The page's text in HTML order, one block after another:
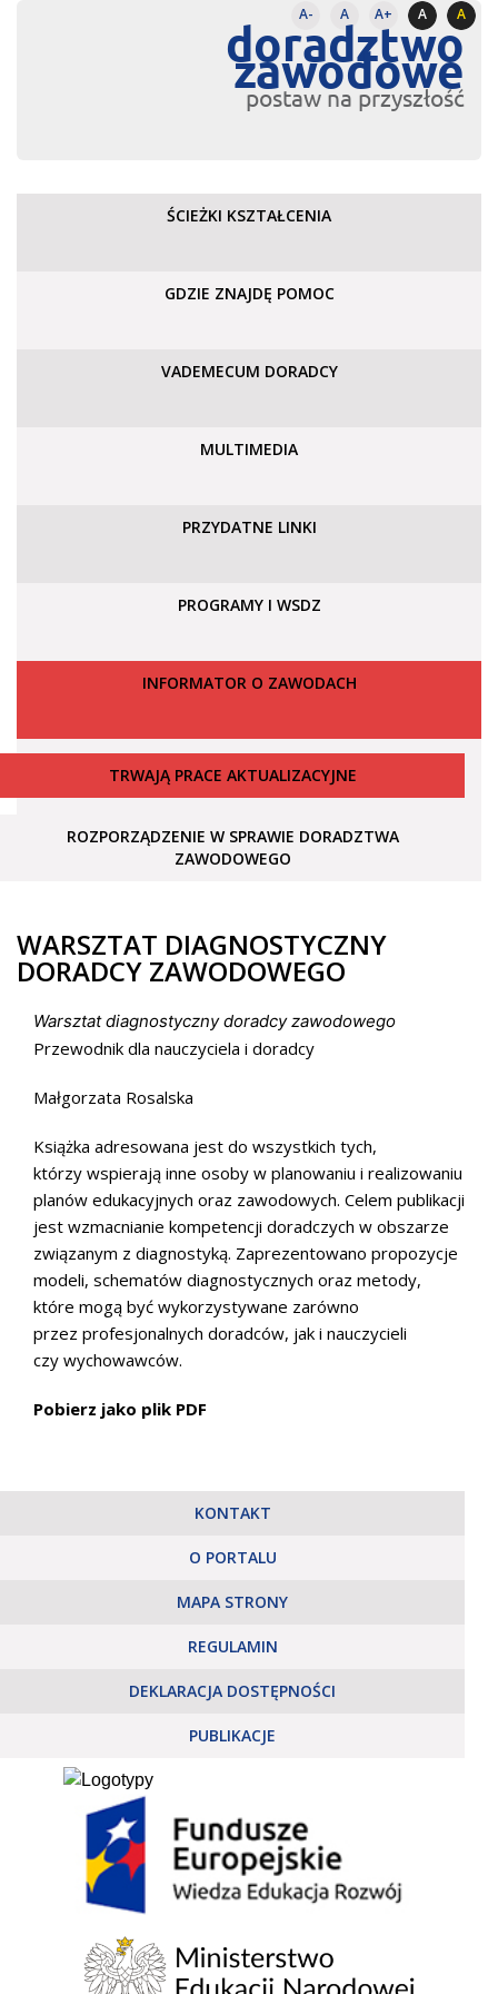
A- A A+ A A
doradztwo
zawodowe
postaw na przyszłość
ŚCIEŻKI KSZTAŁCENIA
GDZIE ZNAJDĘ POMOC
VADEMECUM DORADCY
MULTIMEDIA
PRZYDATNE LINKI
PROGRAMY I WSDZ
INFORMATOR O ZAWODACH
TRWAJĄ PRACE AKTUALIZACYJNE
ROZPORZĄDZENIE W SPRAWIE DORADZTWA
ZAWODOWEGO
WARSZTAT DIAGNOSTYCZNY
DORADCY ZAWODOWEGO
Warsztat diagnostyczny doradcy zawodowego
Przewodnik dla nauczyciela i doradcy
Małgorzata Rosalska
Książka adresowana jest do wszystkich tych,
którzy wspierają inne osoby w planowaniu i realizowaniu
planów edukacyjnych oraz zawodowych. Celem publikacji
jest wzmacnianie kompetencji doradczych w obszarze
związanym z diagnostyką. Zaprezentowano propozycje
modeli, schematów diagnostycznych oraz metody,
które mogą być wykorzystywane zarówno
przez profesjonalnych doradców, jak i nauczycieli
czy wychowawców.
Pobierz jako plik PDF
KONTAKT
O PORTALU
MAPA STRONY
REGULAMIN
DEKLARACJA DOSTĘPNOŚCI
PUBLIKACJE